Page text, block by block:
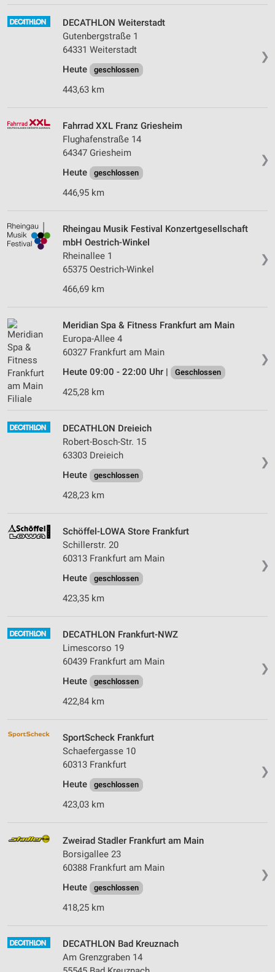
❯
DECATHLON Weiterstadt
Gutenbergstraße 1
64331 Weiterstadt
Heute
geschlossen
443,63 km
❯
Fahrrad XXL Franz Griesheim
Flughafenstraße 14
64347 Griesheim
Heute
geschlossen
446,95 km
❯
Rheingau Musik Festival Konzertgesellschaft
mbH Oestrich-Winkel
Rheinallee 1
65375 Oestrich-Winkel
466,69 km
❯
Meridian Spa & Fitness Frankfurt am Main
Europa-Allee 4
60327 Frankfurt am Main
Heute 09:00 - 22:00 Uhr |
Geschlossen
425,28 km
❯
DECATHLON Dreieich
Robert-Bosch-Str. 15
63303 Dreieich
Heute
geschlossen
428,23 km
❯
Schöffel-LOWA Store Frankfurt
Schillerstr. 20
60313 Frankfurt am Main
Heute
geschlossen
423,35 km
❯
DECATHLON Frankfurt-NWZ
Limescorso 19
60439 Frankfurt am Main
Heute
geschlossen
422,84 km
❯
SportScheck Frankfurt
Schaefergasse 10
60313 Frankfurt
Heute
geschlossen
423,03 km
❯
Zweirad Stadler Frankfurt am Main
Borsigallee 23
60388 Frankfurt am Main
Heute
geschlossen
418,25 km
DECATHLON Bad Kreuznach
Am Grenzgraben 14